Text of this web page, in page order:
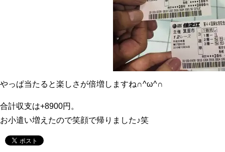
やっぱ当たると楽しさが倍増しますね∩^ω^∩
合計収支は+8900円。
お小遣い増えたので笑顔で帰りました♪笑